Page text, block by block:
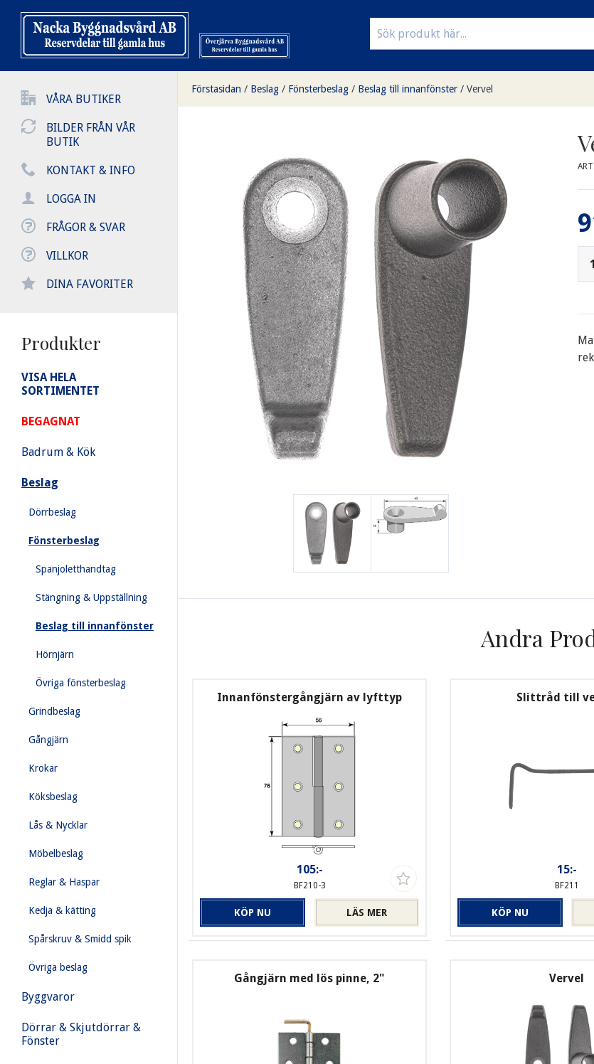
VÅRA BUTIKER
BILDER FRÅN VÅR
BUTIK
KONTAKT & INFO
LOGGA IN
FRÅGOR & SVAR
VILLKOR
DINA FAVORITER
Produkter
VISA HELA
SORTIMENTET
BEGAGNAT
Badrum & Kök
Beslag
Dörrbeslag
Fönsterbeslag
Spanjoletthandtag
Stängning & Uppställning
Beslag till innanfönster
Hörnjärn
Övriga fönsterbeslag
Grindbeslag
Gångjärn
Krokar
Köksbeslag
Lås & Nycklar
Möbelbeslag
Reglar & Haspar
Kedja & kätting
Spårskruv & Smidd spik
Övriga beslag
Byggvaror
Dörrar & Skjutdörrar &
Fönster
Förstasidan / Beslag / Fönsterbeslag / Beslag till innanfönster / Vervel
Andra
Innanfönstergångjärn av lyfttyp
105:-
BF210-3
LÄS MER
KÖP NU
Slittråd till
15:-
BF211
KÖP NU
Gångjärn med lös pinne, 2" Vervel